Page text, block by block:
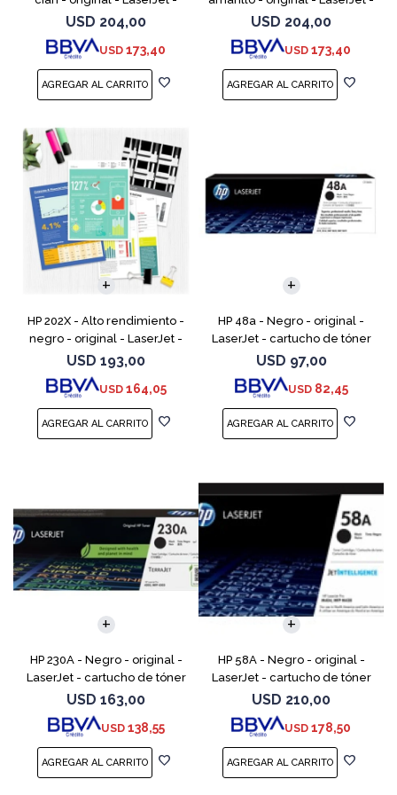
cartucho de tóner (CF501X) -
para Color LaserJet Pro
M254dw, M254nw, M
USD 204,00
USD 173,40
cartucho de tóner (CF502X) -
para Color LaserJet Pro
M254dw, M254n
USD 204,00
USD 173,40
HP 202X - Alto rendimiento -
negro - original - LaserJet -
cartucho de tóner (CF500X) -
para Color LaserJet Pro
M254dw, M254nw,
USD 193,00
USD 164,05
HP 48a - Negro - original -
LaserJet - cartucho de tóner
(CF248A) - para LaserJet Pro
M15a, MFP M28a, MFP M28w,
MFP M31w
USD 97,00
USD 82,45
HP 230A - Negro - original -
LaserJet - cartucho de tóner
(W2300A) - para Color
LaserJet Pro 4201, 4203, MFP
4301, MFP 4303
USD 163,00
USD 138,55
HP 58A - Negro - original -
LaserJet - cartucho de tóner
(CF258A) - para LaserJet Pro
M404dn, M404dw, M404n,
M428fdw, MFP M428dw
USD 210,00
USD 178,50